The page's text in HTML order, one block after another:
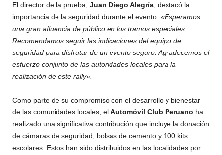
El director de la prueba, Juan Diego Alegría, destacó la
importancia de la seguridad durante el evento: «Esperamos
una gran afluencia de público en los tramos especiales.
Recomendamos seguir las indicaciones del equipo de
seguridad para disfrutar de un evento seguro. Agradecemos el
esfuerzo conjunto de las autoridades locales para la
realización de este rally».
Como parte de su compromiso con el desarrollo y bienestar
de las comunidades locales, el Automóvil Club Peruano ha
realizado una significativa contribución que incluye la donación
de cámaras de seguridad, bolsas de cemento y 100 kits
escolares. Estos han sido distribuidos en las localidades por